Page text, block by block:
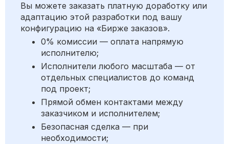
Вы можете заказать платную доработку или
адаптацию этой разработки под вашу
конфигурацию на «Бирже заказов».
0% комиссии — оплата напрямую
исполнителю;
Исполнители любого масштаба — от
отдельных специалистов до команд
под проект;
Прямой обмен контактами между
заказчиком и исполнителем;
Безопасная сделка — при
необходимости;